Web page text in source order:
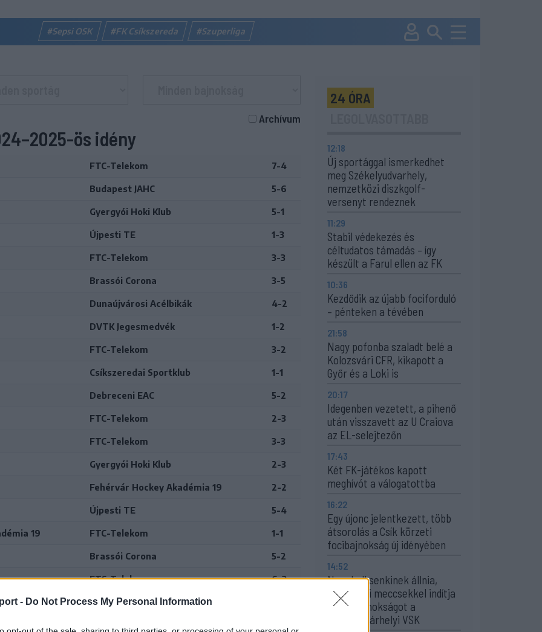
- Do Not Process My Personal Information
#Sepsi OSK #FK Csíkszereda #Szuperliga
Archívum
ös idény
FTC-Telekom 7-4
Budapest JAHC 5-6
Gyergyói Hoki Klub 5-1
Újpesti TE 1-3
FTC-Telekom 3-3
Brassói Corona 3-5
Dunaújvárosi Acélbikák 4-2
DVTK Jegesmedvék 1-2
FTC-Telekom 3-2
Csíkszeredai Sportklub 1-1
Debreceni EAC 5-2
FTC-Telekom 2-3
FTC-Telekom 3-3
Gyergyói Hoki Klub 2-3
Fehérvár Hockey Akadémia 19 2-2
Újpesti TE 5-4
19 FTC-Telekom 1-1
Brassói Corona 5-2
FTC-Telekom 6-3
FTC-Telekom
24 ÓRA
12:18
Új sportággal ismerkedhet
meg Székelyudvarhely,
nemzetközi diszkgolf-
versenyt rendeznek
11:29
Stabil védekezés és
céltudatos támadás – így
készült a Farul ellen az FK
10:36
Kezdődik az újabb fociforduló
– pénteken a tévében
21:58
Nagy pofonba szaladt belé a
Kolozsvári CFR, kikapott a
Győr és a Loki is
20:17
Idegenben vezetett, a pihenő
után visszavett az U Craiova
az EL-selejtezőn
17:43
Két FK-játékos kapott
meghívót a válogatottba
16:22
Egy újonc jelentkezett, több
átsorolás a Csík körzeti
focibajnokság új idényében
14:52
Nem kell senkinek állnia,
idegenbeli meccsekkel indítja
a kézibajnokságot a
Marosvásárhelyi VSK